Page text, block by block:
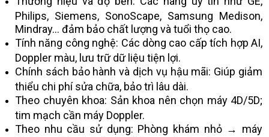
Philips, Siemens, SonoScape, Samsung Medison,
Mindray… đảm bảo chất lượng và tuổi thọ cao.
Tính năng công nghệ: Các dòng cao cấp tích hợp AI,
Doppler màu, lưu trữ dữ liệu tiện lợi.
Chính sách bảo hành và dịch vụ hậu mãi: Giúp giảm
thiểu chi phí sửa chữa, bảo trì lâu dài.
Theo chuyên khoa: Sản khoa nên chọn máy 4D/5D;
tim mạch cần máy Doppler.
Theo nhu cầu sử dụng: Phòng khám nhỏ → máy